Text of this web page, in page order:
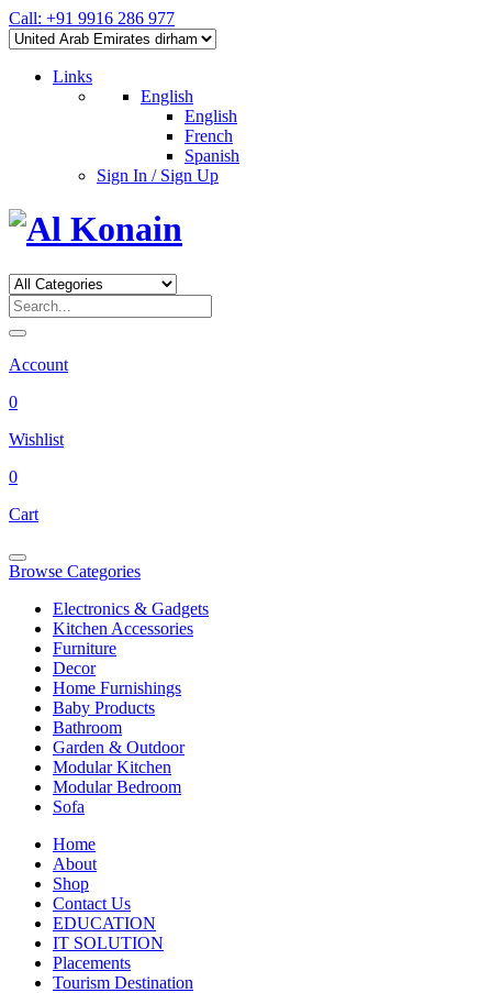
Call: +91 9916 286 977
Links
English
English
French
Spanish
Sign In / Sign Up
Account
0
Wishlist
0
Cart
Browse Categories
Electronics & Gadgets
Kitchen Accessories
Furniture
Decor
Home Furnishings
Baby Products
Bathroom
Garden & Outdoor
Modular Kitchen
Modular Bedroom
Sofa
Home
About
Shop
Contact Us
EDUCATION
IT SOLUTION
Placements
Tourism Destination